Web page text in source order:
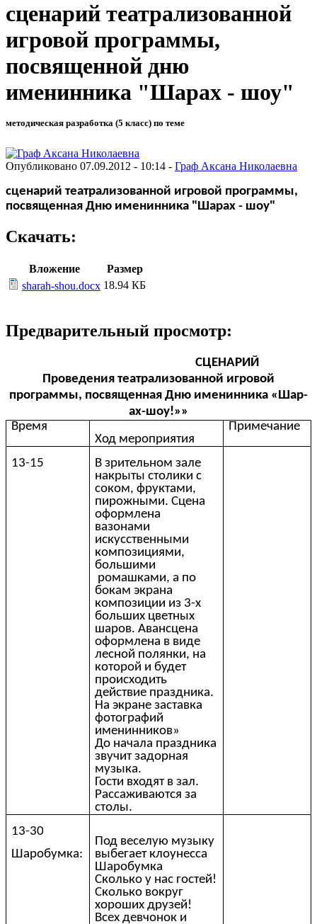
сценарий театрализованной
игровой программы,
посвященной дню
именинника "Шарах - шоу"
методическая разработка (5 класс) по теме
Опубликовано 07.09.2012 - 10:14 - Граф Аксана Николаевна
сценарий театрализованной игровой программы,
посвященная Дню именинника "Шарах - шоу"
Скачать:
Вложение
Размер
sharah-shou.docx 18.94 КБ
Предварительный просмотр:
СЦЕНАРИЙ
Проведения театрализованной игровой
программы, посвященная Дню именинника «Шар-
ах-шоу!»»
Время
Ход мероприятия
Примечание
13-15
В зрительном зале
накрыты столики с
соком, фруктами,
пирожными. Сцена
оформлена
вазонами
искусственными
композициями,
большими
ромашками, а по
бокам экрана
композиции из 3-х
больших цветных
шаров. Авансцена
оформлена в виде
лесной полянки, на
которой и будет
происходить
действие праздника.
На экране заставка
фотографий
именинников»
До начала праздника
звучит задорная
музыка.
Гости входят в зал.
Рассаживаются за
столы.
13-30
Шаробумка:
Под веселую музыку
выбегает клоунесса
Шаробумка
Сколько у нас гостей!
Сколько вокруг
хороших друзей!
Всех девчонок и